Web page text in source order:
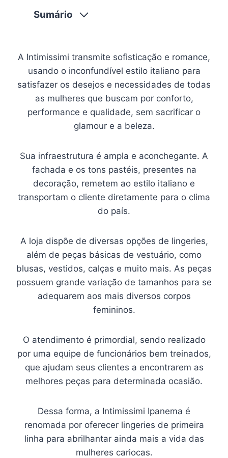
Sumário
A Intimissimi transmite sofisticação e romance,
usando o inconfundível estilo italiano para
satisfazer os desejos e necessidades de todas
as mulheres que buscam por conforto,
performance e qualidade, sem sacrificar o
glamour e a beleza.
Sua infraestrutura é ampla e aconchegante. A
fachada e os tons pastéis, presentes na
decoração, remetem ao estilo italiano e
transportam o cliente diretamente para o clima
do país.
A loja dispõe de diversas opções de lingeries,
além de peças básicas de vestuário, como
blusas, vestidos, calças e muito mais. As peças
possuem grande variação de tamanhos para se
adequarem aos mais diversos corpos
femininos.
O atendimento é primordial, sendo realizado
por uma equipe de funcionários bem treinados,
que ajudam seus clientes a encontrarem as
melhores peças para determinada ocasião.
Dessa forma, a Intimissimi Ipanema é
renomada por oferecer lingeries de primeira
linha para abrilhantar ainda mais a vida das
mulheres cariocas.